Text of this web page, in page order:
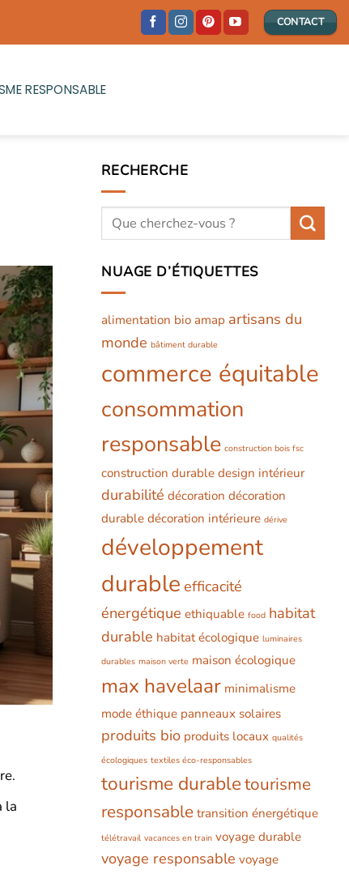
CONTACT
RESPONSABLE
la
RECHERCHE
NUAGE D’ÉTIQUETTES
alimentation bio amap artisans du
monde bâtiment durable
commerce équitable
consommation
responsable construction bois fsc
construction durable design intérieur
durabilité décoration décoration
durable décoration intérieure dérive
développement
durable efficacité
énergétique ethiquable food habitat
durable habitat écologique luminaires
durables maison verte maison écologique
max havelaar minimalisme
mode éthique panneaux solaires
produits bio produits locaux qualités
écologiques textiles éco-responsables
tourisme durabletourisme
responsable transition énergétique
télétravail vacances en train voyage durable
voyage responsable voyage